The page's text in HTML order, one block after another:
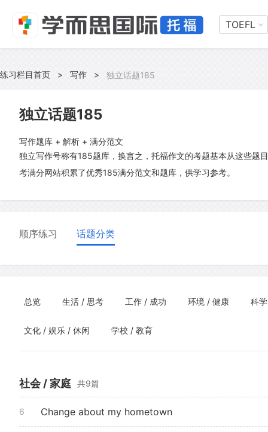
TOEFL
练习栏目首页 > 写作 > 独立话题185
独立话题185
写作题库 + 解析 + 满分范文
独立写作号称有185题库，换言之，托福作文的考题基本从这些题
考满分网站积累了优秀185满分范文和题库，供学习参考。
顺序练习 话题分类
总览 生活 / 思考 工作 / 成功 环境 / 健康 科
文化 / 娱乐 / 休闲 学校 / 教育
社会 / 家庭 共9篇
6 Change about my hometown